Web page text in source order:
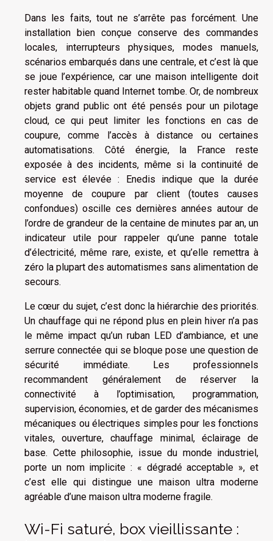
Dans les faits, tout ne s’arrête pas forcément. Une
installation bien conçue conserve des commandes
locales, interrupteurs physiques, modes manuels,
scénarios embarqués dans une centrale, et c’est là que
se joue l’expérience, car une maison intelligente doit
rester habitable quand Internet tombe. Or, de nombreux
objets grand public ont été pensés pour un pilotage
cloud, ce qui peut limiter les fonctions en cas de
coupure, comme l’accès à distance ou certaines
automatisations. Côté énergie, la France reste
exposée à des incidents, même si la continuité de
service est élevée : Enedis indique que la durée
moyenne de coupure par client (toutes causes
confondues) oscille ces dernières années autour de
l’ordre de grandeur de la centaine de minutes par an, un
indicateur utile pour rappeler qu’une panne totale
d’électricité, même rare, existe, et qu’elle remettra à
zéro la plupart des automatismes sans alimentation de
secours.
Le cœur du sujet, c’est donc la hiérarchie des priorités.
Un chauffage qui ne répond plus en plein hiver n’a pas
le même impact qu’un ruban LED d’ambiance, et une
serrure connectée qui se bloque pose une question de
sécurité immédiate. Les professionnels
recommandent généralement de réserver la
connectivité à l’optimisation, programmation,
supervision, économies, et de garder des mécanismes
mécaniques ou électriques simples pour les fonctions
vitales, ouverture, chauffage minimal, éclairage de
base. Cette philosophie, issue du monde industriel,
porte un nom implicite : « dégradé acceptable », et
c’est elle qui distingue une maison ultra moderne
agréable d’une maison ultra moderne fragile.
Wi-Fi saturé, box vieillissante :